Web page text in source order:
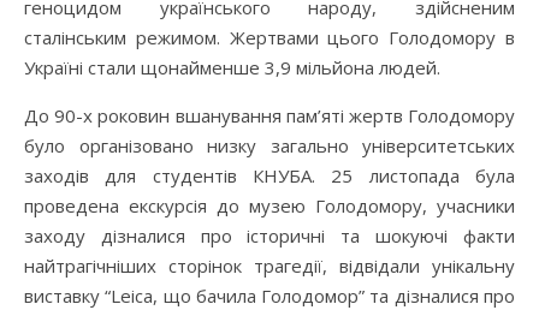
геноцидом українського народу, здійсненим
сталінським режимом. Жертвами цього Голодомору в
Україні стали щонайменше 3,9 мільйона людей.
До 90-х роковин вшанування пам’яті жертв Голодомору
було організовано низку загально університетських
заходів для студентів КНУБА. 25 листопада була
проведена екскурсія до музею Голодомору, учасники
заходу дізналися про історичні та шокуючі факти
найтрагічніших сторінок трагедії, відвідали унікальну
виставку “Leica, що бачила Голодомор” та дізналися про